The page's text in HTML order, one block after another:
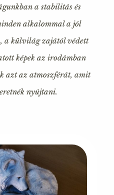
a stabilitás és
alkalommal a jól
a külvilág zajától védett
képek az irodámban
azt az atmoszférát, amit
nyújtani.